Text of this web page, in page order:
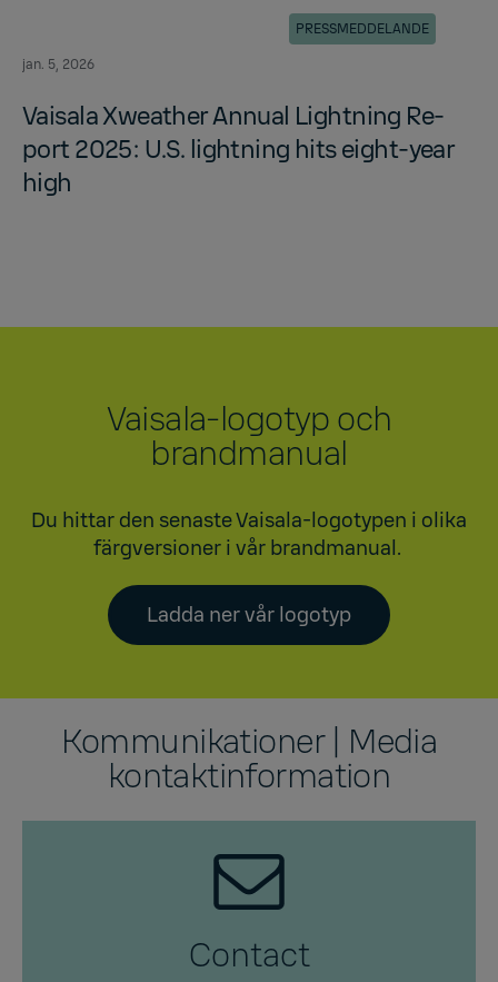
jan. 5, 2026
PRESSMEDDELANDE
Vaisala Xweather An­nual Light­ning Re­
port 2025: U.S. light­ning hits eight-year
high
Vaisala-logotyp och
brandmanual
Du hittar den senaste Vaisala-logotypen i olika
färgversioner i vår brandmanual.
Ladda ner vår logotyp
Kommunikationer | Media
kontaktinformation
Contact